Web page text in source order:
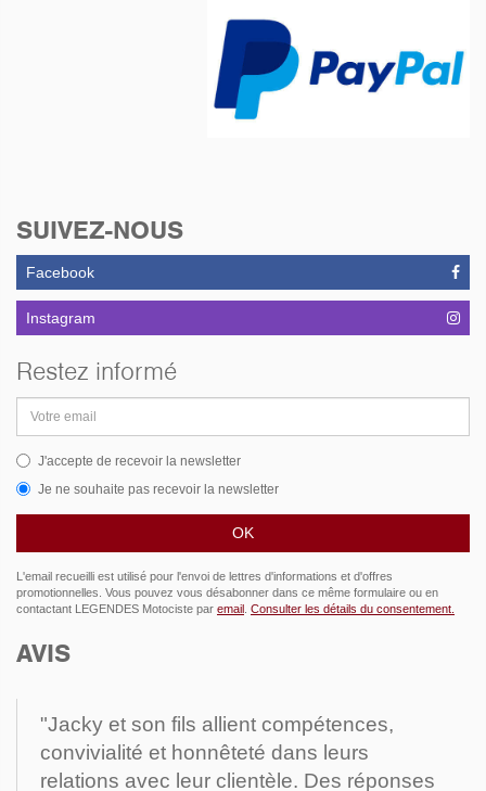
SUIVEZ-NOUS
Facebook
Instagram
Restez informé
email
J'accepte de recevoir la newsletter
Je ne souhaite pas recevoir la newsletter
L'email recueilli est utilisé pour l'envoi de lettres d'informations et d'offres
promotionnelles. Vous pouvez vous désabonner dans ce même formulaire ou en
contactant LEGENDES Motociste par email Consulter les détails du consentement.
AVIS
"Jacky et son fils allient compétences,
convivialité et honnêteté dans leurs
relations avec leur clientèle. Des réponses